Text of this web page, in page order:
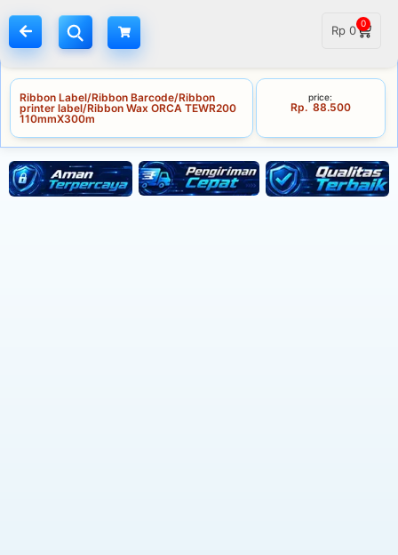
Rp 0 0
Ribbon Label/Ribbon Barcode/Ribbon
printer label/Ribbon Wax ORCA TEWR200
110mmX300m
price:
Rp 88.500